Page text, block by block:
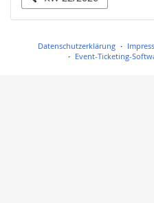
auswählen
Datenschutzerklärung
Event-Ticketing-